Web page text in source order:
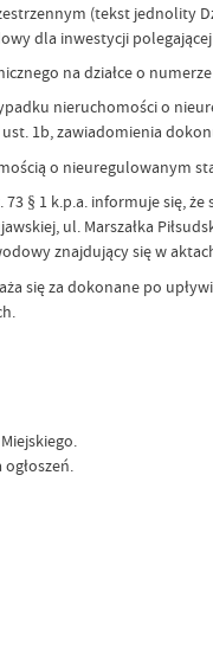
(tekst jednolity
dla inwestycji
na działce o
nieruchomości o
1b, zawiadomienia
o nieuregulowanym
§ 1 k.p.a. informuje się,
ul. Marszałka
znajdujący się w
się za dokonane po